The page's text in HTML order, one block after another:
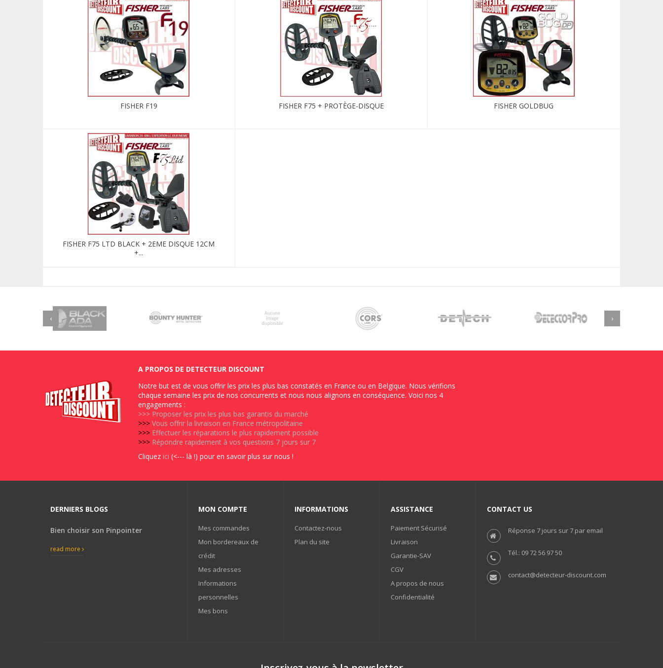
FISHER F19 FISHER F75 + PROTÈGE-DISQUE FISHER GOLDBUG
FISHER F75 LTD BLACK + 2EME DISQUE 12CM
+...
‹ ›
A PROPOS DE DETECTEUR DISCOUNT
Notre but est de vous offrir les prix les plus bas constatés en France ou en Belgique. Nous vérifions
chaque semaine les prix de nos concurrents et nous nous alignons en conséquence. Voici nos 4
engagements :
>>> Proposer les prix les plus bas garantis du marché
>>> Vous offrir la livraison en France métropolitaine
>>> Effectuer les réparations le plus rapidement possible
>>> Répondre rapidement à vos questions 7 jours sur 7
Cliquez ici (<--- là !) pour en savoir plus sur nous !
DERNIERS BLOGS
Bien choisir son Pinpointer
read more
MON COMPTE
Mes commandes
Mon bordereaux de
crédit
Mes adresses
Informations
personnelles
Mes bons
INFORMATIONS
Contactez-nous
Plan du site
ASSISTANCE
Paiement Sécurisé
Livraison
Garantie-SAV
CGV
A propos de nous
Confidentialité
CONTACT US
Réponse 7 jours sur 7 par email
Tél.: 09 72 56 97 50
contact@detecteur-discount.com